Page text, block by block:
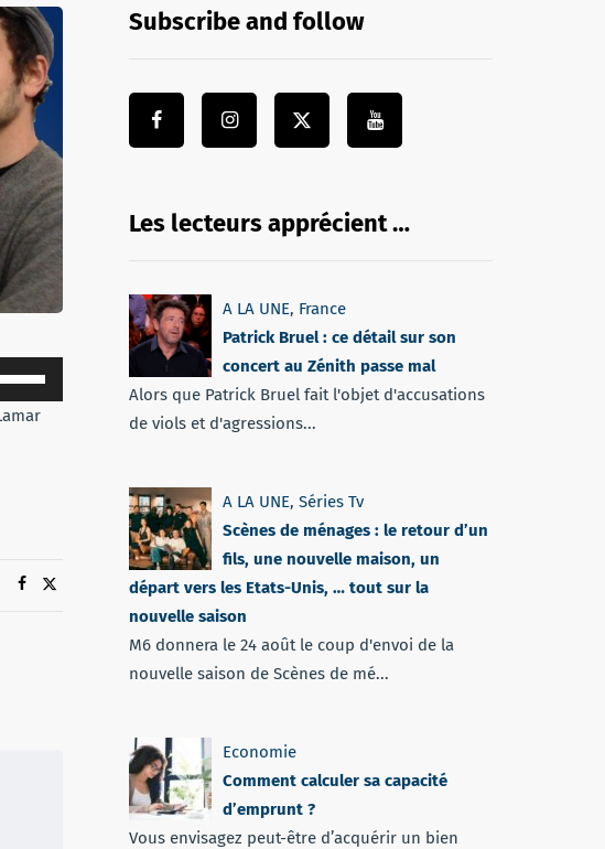
Subscribe and follow
Les lecteurs apprécient …
A LA UNE, France
Patrick Bruel : ce détail sur son
concert au Zénith passe mal
Alors que Patrick Bruel fait l'objet d'accusations
de viols et d'agressions...
A LA UNE, Séries Tv
Scènes de ménages : le retour d’un
fils, une nouvelle maison, un
départ vers les Etats-Unis, … tout sur la
nouvelle saison
M6 donnera le 24 août le coup d'envoi de la
nouvelle saison de Scènes de mé...
Economie
Comment calculer sa capacité
d’emprunt ?
Vous envisagez peut-être d’acquérir un bien